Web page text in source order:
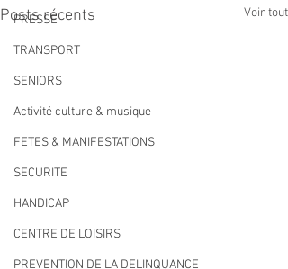
PRESSE
TRANSPORT
SENIORS
Activité culture & musique
FETES & MANIFESTATIONS
SECURITE
HANDICAP
CENTRE DE LOISIRS
PREVENTION DE LA DELINQUANCE
Posts récents Voir tout